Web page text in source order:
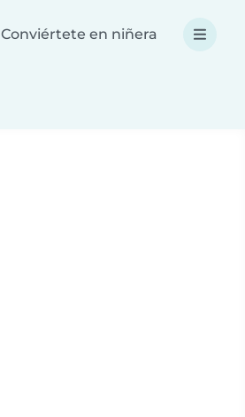
Conviértete en niñera